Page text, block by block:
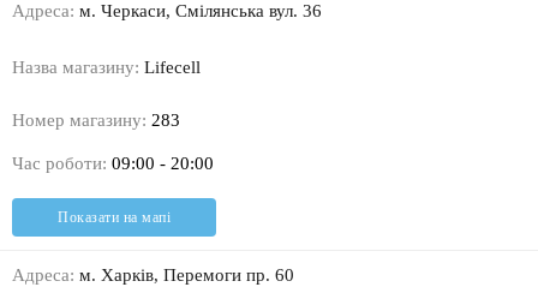
Адреса: м. Черкаси, Смілянська вул. 36
Назва магазину: Lifecell
Номер магазину: 283
Час роботи: 09:00 - 20:00
Показати на мапі
Адреса: м. Харків, Перемоги пр. 60